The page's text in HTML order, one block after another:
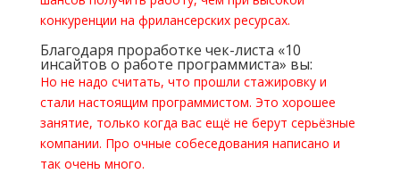
конкуренции на фрилансерских ресурсах.
Благодаря проработке чек-листа «10
инсайтов о работе программиста» вы:
Но не надо считать, что прошли стажировку и
стали настоящим программистом. Это хорошее
занятие, только когда вас ещё не берут серьёзные
компании. Про очные собеседования написано и
так очень много.